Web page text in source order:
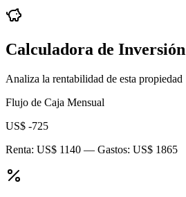
Calculadora de Inversión
Analiza la rentabilidad de esta propiedad
Flujo de Caja Mensual
US$ -725
Renta: US$ 1140 — Gastos: US$ 1865